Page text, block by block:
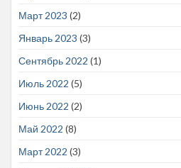
Март 2023 (2)
Январь 2023 (3)
Сентябрь 2022 (1)
Июль 2022 (5)
Июнь 2022 (2)
Май 2022 (8)
Март 2022 (3)